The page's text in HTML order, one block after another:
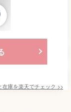
在庫を楽天でチェック >>